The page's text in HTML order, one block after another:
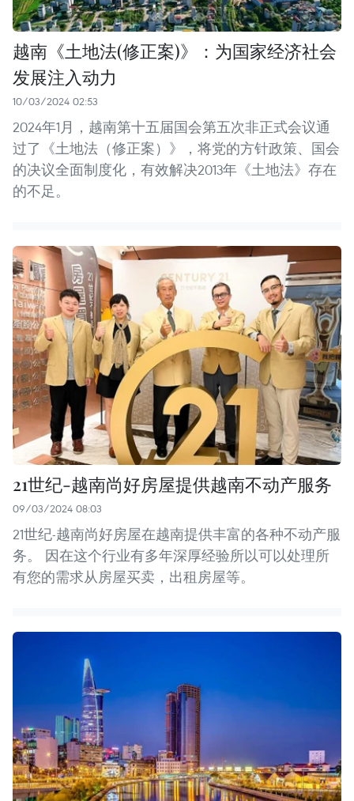
越南《土地法(修正案)》：为国家经济社会
发展注入动力
10/03/2024 02:53
2024年1月，越南第十五届国会第五次非正式会议通
过了《土地法（修正案）》，将党的方针政策、国会
的决议全面制度化，有效解决2013年《土地法》存在
的不足。
21世纪-越南尚好房屋提供越南不动产服务
09/03/2024 08:03
21世纪-越南尚好房屋在越南提供丰富的各种不动产服
务。 因在这个行业有多年深厚经验所以可以处理所
有您的需求从房屋买卖，出租房屋等。